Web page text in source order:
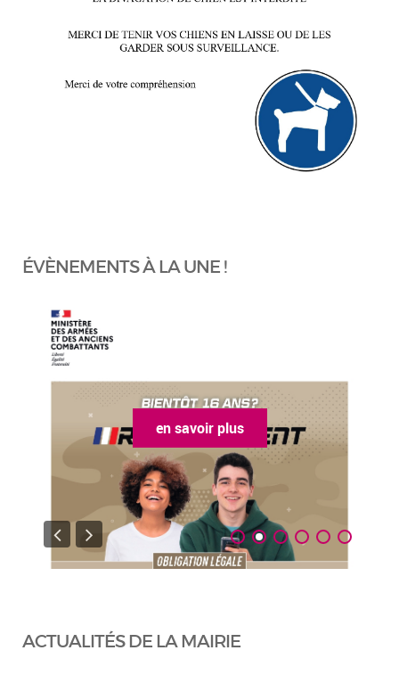
ÉVÈNEMENTS À LA UNE !
en savoir plus
ACTUALITÉS DE LA MAIRIE